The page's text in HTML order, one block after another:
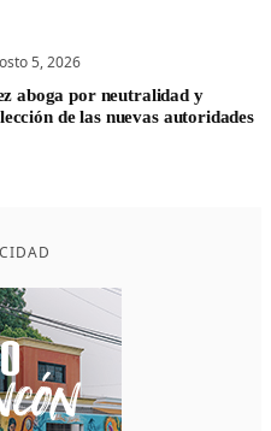
5, 2026
aboga por neutralidad y
de las nuevas autoridades